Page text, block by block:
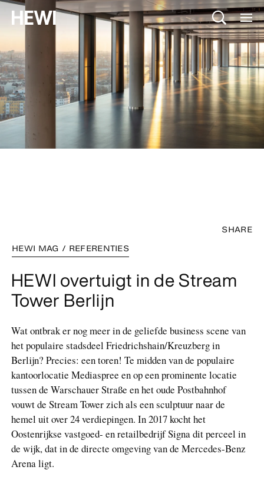
SHARE
HEWI MAG / REFERENTIES
HEWI overtuigt in de Stream
Tower Berlijn
Wat ontbrak er nog meer in de geliefde business scene van
het populaire stadsdeel Friedrichshain/Kreuzberg in
Berlijn? Precies: een toren! Te midden van de populaire
kantoorlocatie Mediaspree en op een prominente locatie
tussen de Warschauer Straße en het oude Postbahnhof
vouwt de Stream Tower zich als een sculptuur naar de
hemel uit over 24 verdiepingen. In 2017 kocht het
Oostenrijkse vastgoed- en retailbedrijf Signa dit perceel in
de wijk, dat in de directe omgeving van de Mercedes-Benz
Arena ligt.